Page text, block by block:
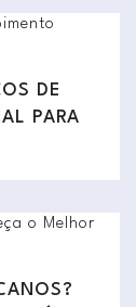
DE
PARA